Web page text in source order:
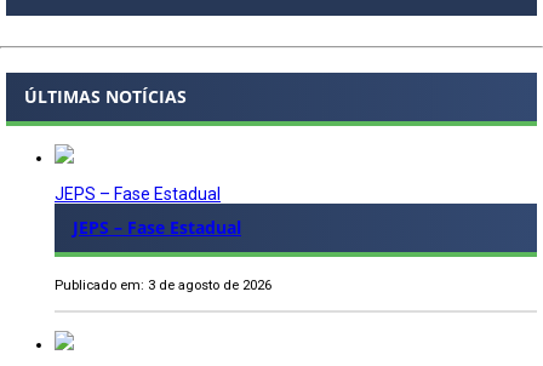
ÚLTIMAS NOTÍCIAS
JEPS – Fase Estadual
JEPS – Fase Estadual
Publicado em: 3 de agosto de 2026